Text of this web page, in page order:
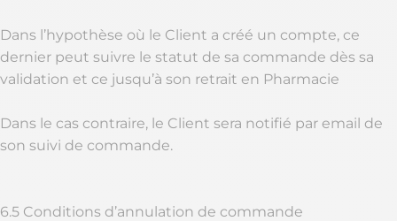
Dans l’hypothèse où le Client a créé un compte, ce
dernier peut suivre le statut de sa commande dès sa
validation et ce jusqu’à son retrait en Pharmacie
Dans le cas contraire, le Client sera notifié par email de
son suivi de commande.
6.5 Conditions d’annulation de commande